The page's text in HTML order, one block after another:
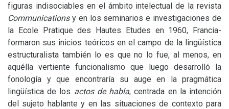
figuras indisociables en el ámbito intelectual de la revista
Communications y en los seminarios e investigaciones de
la Ecole Pratique des Hautes Etudes en 1960, Francia-
formaron sus inicios teóricos en el campo de la lingüística
estructuralista también lo es que no lo fue, al menos, en
aquélla vertiente funcionalismo que luego desarrolló la
fonología y que encontraría su auge en la pragmática
lingüística de los actos de habla, centrada en la intención
del sujeto hablante y en las situaciones de contexto para